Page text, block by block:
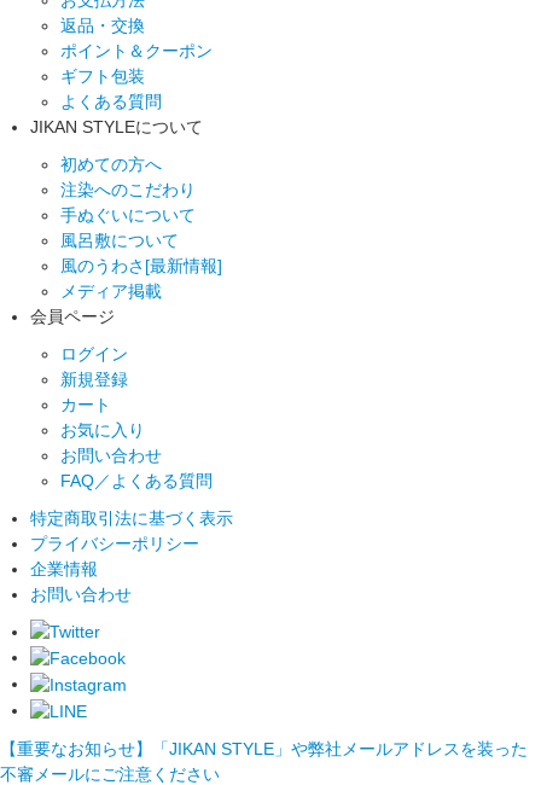
返品・交換
ポイント＆クーポン
ギフト包装
よくある質問
JIKAN STYLEについて
初めての方へ
注染へのこだわり
手ぬぐいについて
風呂敷について
風のうわさ[最新情報]
メディア掲載
会員ページ
ログイン
新規登録
カート
お気に入り
お問い合わせ
FAQ／よくある質問
特定商取引法に基づく表示
プライバシーポリシー
企業情報
お問い合わせ
【重要なお知らせ】「JIKAN STYLE」や弊社メールアドレスを装った
不審メールにご注意ください